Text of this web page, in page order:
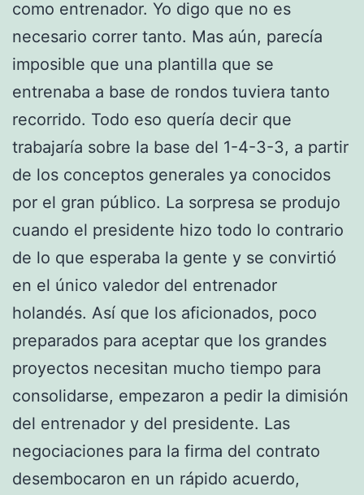
como entrenador. Yo digo que no es
necesario correr tanto. Mas aún, parecía
imposible que una plantilla que se
entrenaba a base de rondos tuviera tanto
recorrido. Todo eso quería decir que
trabajaría sobre la base del 1-4-3-3, a partir
de los conceptos generales ya conocidos
por el gran público. La sorpresa se produjo
cuando el presidente hizo todo lo contrario
de lo que esperaba la gente y se convirtió
en el único valedor del entrenador
holandés. Así que los aficionados, poco
preparados para aceptar que los grandes
proyectos necesitan mucho tiempo para
consolidarse, empezaron a pedir la dimisión
del entrenador y del presidente. Las
negociaciones para la firma del contrato
desembocaron en un rápido acuerdo,